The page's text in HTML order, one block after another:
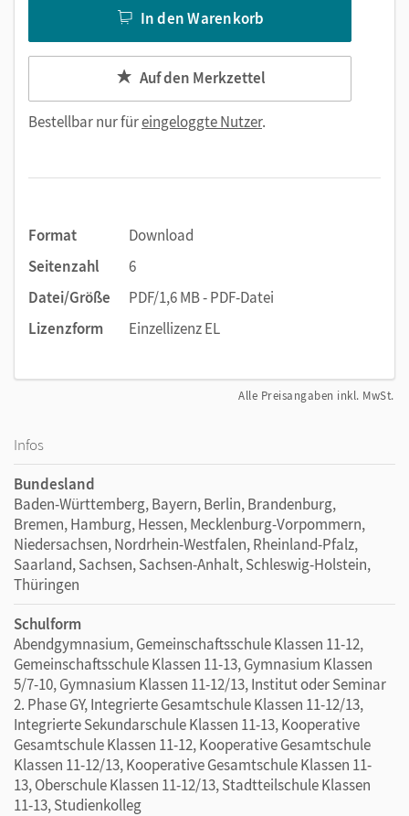
In den Warenkorb
Auf den Merkzettel
Bestellbar nur füreingeloggte Nutzer.
Format
Download
Seitenzahl
6
Datei/Größe
PDF/1,6 MB - PDF-Datei
Lizenzform
Einzellizenz EL
Alle Preisangaben inkl. MwSt.
Infos
Bundesland
Baden-Württemberg, Bayern, Berlin, Brandenburg,
Bremen, Hamburg, Hessen, Mecklenburg-Vorpommern,
Niedersachsen, Nordrhein-Westfalen, Rheinland-Pfalz,
Saarland, Sachsen, Sachsen-Anhalt, Schleswig-Holstein,
Thüringen
Schulform
Abendgymnasium, Gemeinschaftsschule Klassen 11-12,
Gemeinschaftsschule Klassen 11-13, Gymnasium Klassen
5/7-10, Gymnasium Klassen 11-12/13, Institut oder Seminar
2. Phase GY, Integrierte Gesamtschule Klassen 11-12/13,
Integrierte Sekundarschule Klassen 11-13, Kooperative
Gesamtschule Klassen 11-12, Kooperative Gesamtschule
Klassen 11-12/13, Kooperative Gesamtschule Klassen 11-
13, Oberschule Klassen 11-12/13, Stadtteilschule Klassen
11-13, Studienkolleg